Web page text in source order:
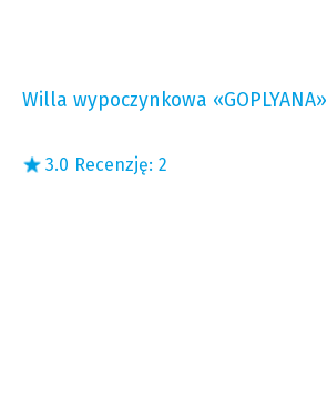
Willa wypoczynkowa «GOPLYANA»
3.0 Recenzję: 2